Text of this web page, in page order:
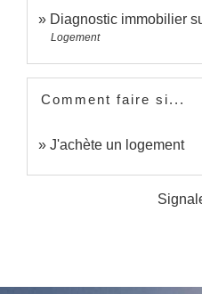
Diagnostic immobilier
Logement
Comment faire si...
J'achète un logement